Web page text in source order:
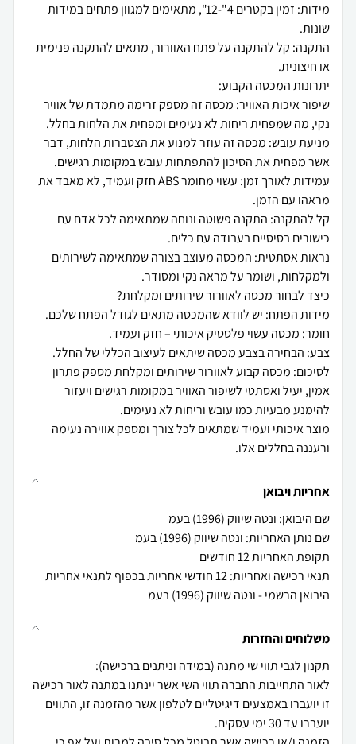
מידות: זמין בקטרים 4"-12", מתאימים למגוון פתחים במידות
התקנה: קל להתקנה על פתח האוורור, מתאים להתקנה פנימית
שיפור איכות האוויר: מכסה זה מספק זרימה מתמדת של אוויר
מניעת עובש: מכסה זה עוזר למנוע את הצטברות הלחות, דבר
עמידות לאורך זמן: עשוי מחומר ABS חזק ועמיד, לא מאבד את
קל להתקנה: התקנה פשוטה ונוחה שמתאימה לכל אדם עם
נראות אסתטית: המכסה מעוצב בצורה שמתאימה לשירותים
לסיכום: מכסה קבוע לאוורור שירותים ומקלחת מספק פתרון
אמין, יעיל ואסתטי לשיפור האוויר במקומות רגישים ויעזור
מוצר איכותי ועמיד שמתאים לכל צורך ומספק אווירה נעימה
ורעננה בחללים אלו.
אחריות ויבואן
שם היבואן: ונטה שיווק (1996) בעמ
שם נותן האחריות: ונטה שיווק (1996) בעמ
תקופת האחריות 12 חודשים
תנאי רכישה ואחריות: 12 חודשי אחריות בכפוף לתנאי אחריות
היבואן הרשמי - ונטה שיווק (1996) בעמ
משלוחים והחזרות
לאור התחייבות החברה תווי השי אשר יינתנו במתנה לאור רכישה
זו יועברו באמצעים דיגיטליים לטלפון אשר מהזמנה זו, התווים